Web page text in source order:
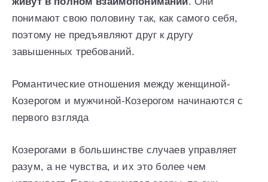
понимают свою половину так, как самого себя,
поэтому не предъявляют друг к другу
завышенных требований.
Романтические отношения между женщиной-
Козерогом и мужчиной-Козерогом начинаются с
первого взгляда
Козерогами в большинстве случаев управляет
разум, а не чувства, и их это более чем